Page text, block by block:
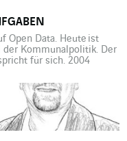
Open Data. Heute ist
Kommunalpolitik. Der
für sich. 2004
Barack Obama 2008
Code